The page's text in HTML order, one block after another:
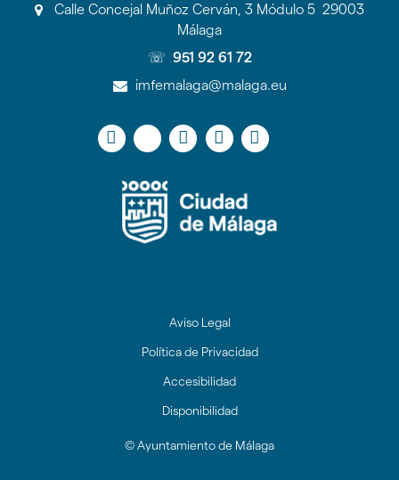
Calle Concejal Muñoz Cerván, 3 Módulo 5 29003
Málaga
☏ 951 92 61 72
imfemalaga@malaga.eu
Icono
Icono
facebook
Icono
Icono
twitter
Icono
Icono
Linkedin
Icono
Icono
youtube
Icono
Icono
Aviso Legal
Política de Privacidad
Accesibilidad
Disponibilidad
© Ayuntamiento de Málaga